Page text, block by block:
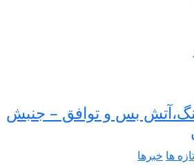
بس و توافق – جنبش
تازه ها خبرها